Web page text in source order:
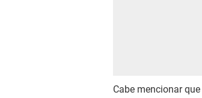
Cabe mencionar